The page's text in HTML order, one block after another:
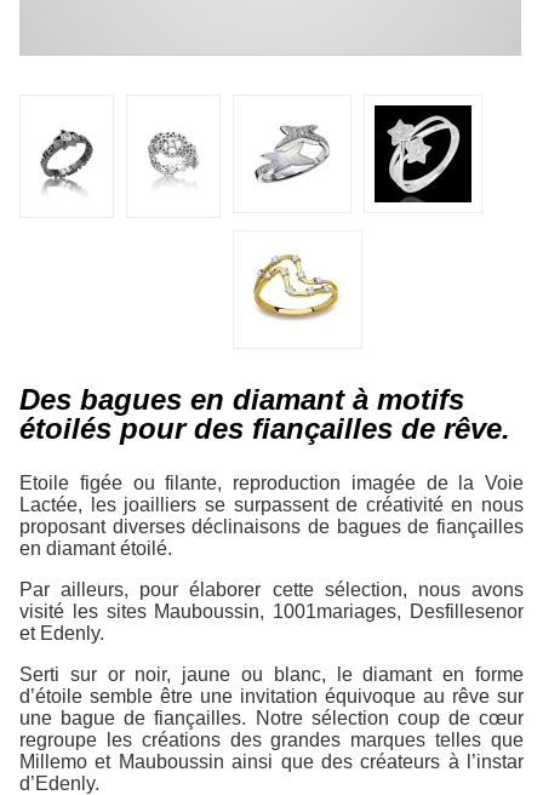
Des bagues en diamant à motifs
étoilés pour des fiançailles de rêve.
Etoile figée ou filante, reproduction imagée de la Voie
Lactée, les joailliers se surpassent de créativité en nous
proposant diverses déclinaisons de bagues de fiançailles
en diamant étoilé.
Par ailleurs, pour élaborer cette sélection, nous avons
visité les sites Mauboussin, 1001mariages, Desfillesenor
et Edenly.
Serti sur or noir, jaune ou blanc, le diamant en forme
d’étoile semble être une invitation équivoque au rêve sur
une bague de fiançailles. Notre sélection coup de cœur
regroupe les créations des grandes marques telles que
Millemo et Mauboussin ainsi que des créateurs à l’instar
d’Edenly.